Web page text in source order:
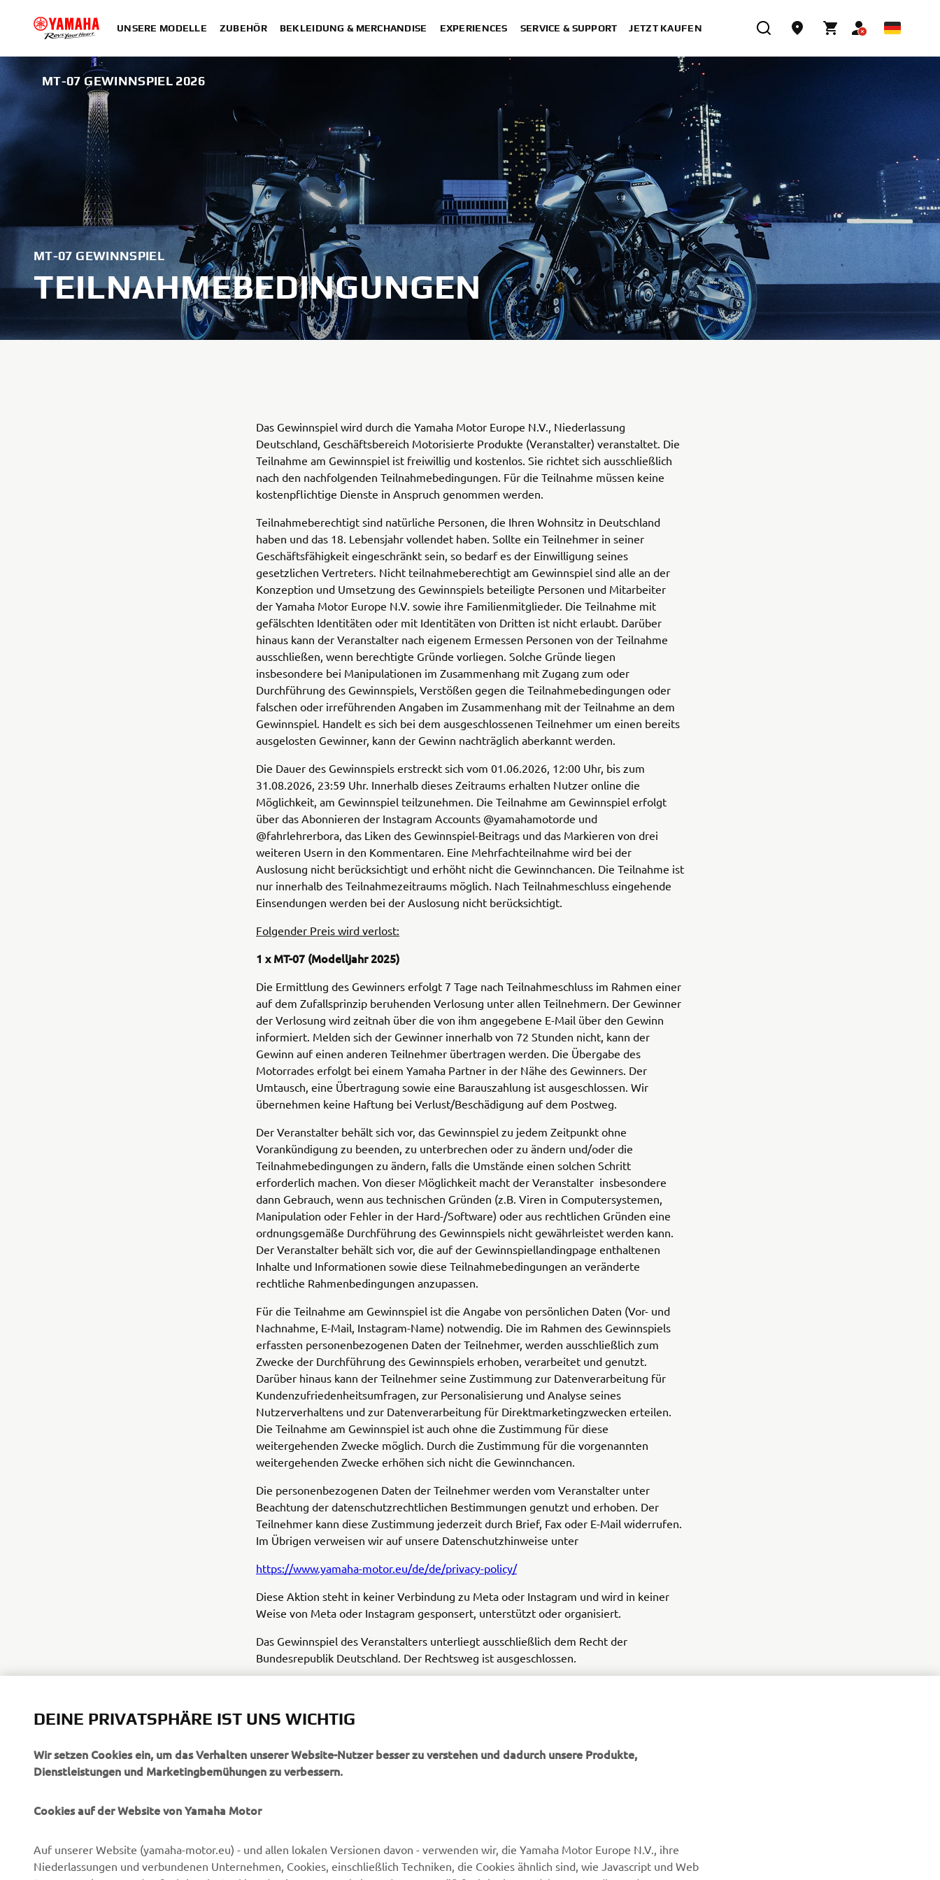
UNSERE MODELLE ZUBEHÖR BEKLEIDUNG & MERCHANDISE EXPERIENCES SERVICE & SUPPORT JETZT KAUFEN
MT-07 GEWINNSPIEL 2026
MT-07 GEWINNSPIEL
TEILNAHMEBEDINGUNGEN
Das Gewinnspiel wird durch die Yamaha Motor Europe N.V., Niederlassung
Deutschland, Geschäftsbereich Motorisierte Produkte (Veranstalter) veranstaltet. Die
Teilnahme am Gewinnspiel ist freiwillig und kostenlos. Sie richtet sich ausschließlich
nach den nachfolgenden Teilnahmebedingungen. Für die Teilnahme müssen keine
kostenpflichtige Dienste in Anspruch genommen werden.
Teilnahmeberechtigt sind natürliche Personen, die Ihren Wohnsitz in Deutschland
haben und das 18. Lebensjahr vollendet haben. Sollte ein Teilnehmer in seiner
Geschäftsfähigkeit eingeschränkt sein, so bedarf es der Einwilligung seines
gesetzlichen Vertreters. Nicht teilnahmeberechtigt am Gewinnspiel sind alle an der
Konzeption und Umsetzung des Gewinnspiels beteiligte Personen und Mitarbeiter
der Yamaha Motor Europe N.V. sowie ihre Familienmitglieder. Die Teilnahme mit
gefälschten Identitäten oder mit Identitäten von Dritten ist nicht erlaubt. Darüber
hinaus kann der Veranstalter nach eigenem Ermessen Personen von der Teilnahme
ausschließen, wenn berechtigte Gründe vorliegen. Solche Gründe liegen
insbesondere bei Manipulationen im Zusammenhang mit Zugang zum oder
Durchführung des Gewinnspiels, Verstößen gegen die Teilnahmebedingungen oder
falschen oder irreführenden Angaben im Zusammenhang mit der Teilnahme an dem
Gewinnspiel. Handelt es sich bei dem ausgeschlossenen Teilnehmer um einen bereits
ausgelosten Gewinner, kann der Gewinn nachträglich aberkannt werden.
Die Dauer des Gewinnspiels erstreckt sich vom 01.06.2026, 12:00 Uhr, bis zum
31.08.2026, 23:59 Uhr. Innerhalb dieses Zeitraums erhalten Nutzer online die
Möglichkeit, am Gewinnspiel teilzunehmen. Die Teilnahme am Gewinnspiel erfolgt
über das Abonnieren der Instagram Accounts @yamahamotorde und
@fahrlehrerbora, das Liken des Gewinnspiel-Beitrags und das Markieren von drei
weiteren Usern in den Kommentaren. Eine Mehrfachteilnahme wird bei der
Auslosung nicht berücksichtigt und erhöht nicht die Gewinnchancen. Die Teilnahme ist
nur innerhalb des Teilnahmezeitraums möglich. Nach Teilnahmeschluss eingehende
Einsendungen werden bei der Auslosung nicht berücksichtigt.
Folgender Preis wird verlost:
1 x MT-07 (Modelljahr 2025)
Die Ermittlung des Gewinners erfolgt 7 Tage nach Teilnahmeschluss im Rahmen einer
auf dem Zufallsprinzip beruhenden Verlosung unter allen Teilnehmern. Der Gewinner
der Verlosung wird zeitnah über die von ihm angegebene E-Mail über den Gewinn
informiert. Melden sich der Gewinner innerhalb von 72 Stunden nicht, kann der
Gewinn auf einen anderen Teilnehmer übertragen werden. Die Übergabe des
Motorrades erfolgt bei einem Yamaha Partner in der Nähe des Gewinners. Der
Umtausch, eine Übertragung sowie eine Barauszahlung ist ausgeschlossen. Wir
übernehmen keine Haftung bei Verlust/Beschädigung auf dem Postweg.
Der Veranstalter behält sich vor, das Gewinnspiel zu jedem Zeitpunkt ohne
Vorankündigung zu beenden, zu unterbrechen oder zu ändern und/oder die
Teilnahmebedingungen zu ändern, falls die Umstände einen solchen Schritt
erforderlich machen. Von dieser Möglichkeit macht der Veranstalter insbesondere
dann Gebrauch, wenn aus technischen Gründen (z.B. Viren in Computersystemen,
Manipulation oder Fehler in der Hard-/Software) oder aus rechtlichen Gründen eine
ordnungsgemäße Durchführung des Gewinnspiels nicht gewährleistet werden kann.
Der Veranstalter behält sich vor, die auf der Gewinnspiellandingpage enthaltenen
Inhalte und Informationen sowie diese Teilnahmebedingungen an veränderte
rechtliche Rahmenbedingungen anzupassen.
Für die Teilnahme am Gewinnspiel ist die Angabe von persönlichen Daten (Vor- und
Nachnahme, E-Mail, Instagram-Name) notwendig. Die im Rahmen des Gewinnspiels
erfassten personenbezogenen Daten der Teilnehmer, werden ausschließlich zum
Zwecke der Durchführung des Gewinnspiels erhoben, verarbeitet und genutzt.
Darüber hinaus kann der Teilnehmer seine Zustimmung zur Datenverarbeitung für
Kundenzufriedenheitsumfragen, zur Personalisierung und Analyse seines
Nutzerverhaltens und zur Datenverarbeitung für Direktmarketingzwecken erteilen.
Die Teilnahme am Gewinnspiel ist auch ohne die Zustimmung für diese
weitergehenden Zwecke möglich. Durch die Zustimmung für die vorgenannten
weitergehenden Zwecke erhöhen sich nicht die Gewinnchancen.
Die personenbezogenen Daten der Teilnehmer werden vom Veranstalter unter
Beachtung der datenschutzrechtlichen Bestimmungen genutzt und erhoben. Der
Teilnehmer kann diese Zustimmung jederzeit durch Brief, Fax oder E-Mail widerrufen.
Im Übrigen verweisen wir auf unsere Datenschutzhinweise unter
https://www.yamaha-motor.eu/de/de/privacy-policy/
Diese Aktion steht in keiner Verbindung zu Meta oder Instagram und wird in keiner
Weise von Meta oder Instagram gesponsert, unterstützt oder organisiert.
Das Gewinnspiel des Veranstalters unterliegt ausschließlich dem Recht der
Bundesrepublik Deutschland. Der Rechtsweg ist ausgeschlossen.
Über uns
NEO's Delivery
Newsletter
Kontakt aufnehmen
Erfahre als Erster von den neuesten Angeboten,
Sonderveranstaltungen, Neuerscheinungen und vielem mehr.
DEINE PRIVATSPHÄRE IST UNS WICHTIG
Wir setzen Cookies ein, um das Verhalten unserer Website-Nutzer besser zu verstehen und dadurch unsere Produkte,
Dienstleistungen und Marketingbemühungen zu verbessern.
Cookies auf der Website von Yamaha Motor
Auf unserer Website (yamaha-motor.eu) - und allen lokalen Versionen davon - verwenden wir, die Yamaha Motor Europe N.V., ihre
Niederlassungen und verbundenen Unternehmen, Cookies, einschließlich Techniken, die Cookies ähnlich sind, wie Javascript und Web